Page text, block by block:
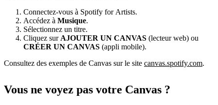
Connectez-vous à Spotify for Artists.
Accédez à Musique.
Sélectionnez un titre.
Cliquez sur AJOUTER UN CANVAS (lecteur web) ou
CRÉER UN CANVAS (appli mobile).
Consultez des exemples de Canvas sur le site canvas.spotify.com.
Vous ne voyez pas votre Canvas ?